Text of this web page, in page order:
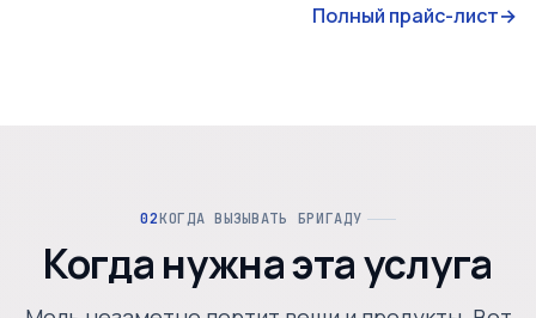
Полный прайс-лист→
КОГДА ВЫЗЫВАТЬ БРИГАДУ
Когда нужна эта услуга